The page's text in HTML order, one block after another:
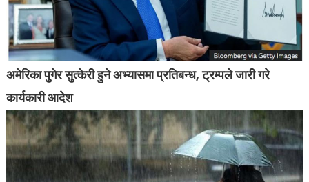
अमेरिका पुगेर सुत्केरी हुने अभ्यासमा प्रतिबन्ध, ट्रम्पले जारी गरे
कार्यकारी आदेश